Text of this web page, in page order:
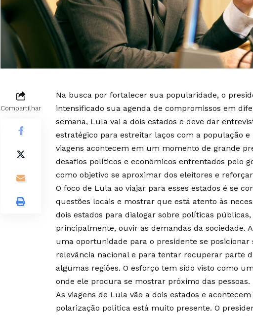
Compartilhar
Na busca por fortalecer sua popularidade, o
intensificado sua agenda de compromissos em
semana, Lula vai a dois estados e deve dar
estratégico para estreitar laços com a população
viagens acontecem em um momento de grande
desafios políticos e econômicos enfrentados pelo
como objetivo se aproximar dos eleitores e
O foco de Lula ao viajar para esses estados é se
questões locais e mostrar que está atento às
dois estados para dialogar sobre políticas
principalmente, ouvir as demandas da sociedade.
uma oportunidade para o presidente se posicionar
relevância nacional e para tentar recuperar parte
algumas regiões. O esforço tem sido visto como
onde ele procura se mostrar próximo das pessoas.
As viagens de Lula vão a dois estados e
polarização política está muito presente. O